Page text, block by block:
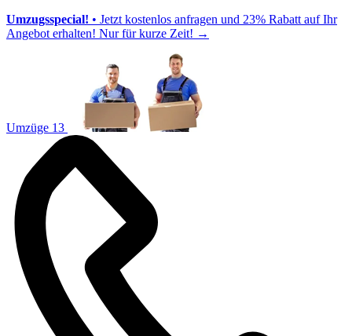
Umzugsspecial! • Jetzt kostenlos anfragen und 23% Rabatt auf Ihr
Angebot erhalten! Nur für kurze Zeit! →
Umzüge 13